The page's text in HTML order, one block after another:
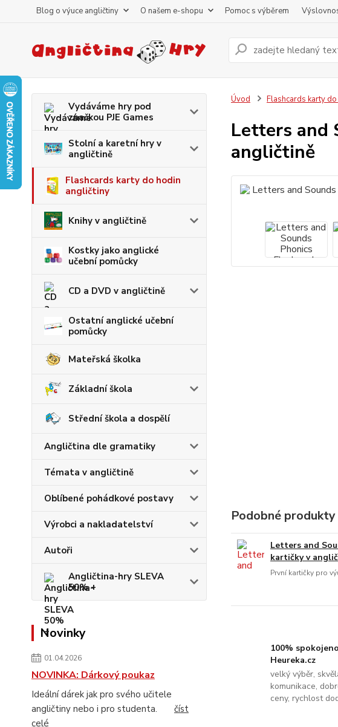
Blog o výuce angličtiny O našem e-shopu Pomoc s výběrem
Vydáváme hry pod
značkou PJE Games
Stolní a karetní hry v
angličtině
Flashcards karty do hodin
angličtiny
Knihy v angličtině
Kostky jako anglické
učební pomůcky
CD a DVD v angličtině
Ostatní anglické učební
pomůcky
Mateřská školka
Základní škola
Střední škola a dospělí
Angličtina dle gramatiky
Témata v angličtině
Oblíbené pohádkové postavy
Výrobci a nakladatelství
Autoři
Angličtina-hry SLEVA
50% +
Novinky
01.04.2026
NOVINKA: Dárkový poukaz
Ideální dárek jak pro svého učitele
angličtiny nebo i pro studenta. číst
celé
Úvod Flashcards karty
Letters and
angličtině
Podobné produkty
Letters and
kartičky v
První kartičky pro
100%
Heureka.cz
velký výběr,
komunikace,
ceny, rychlost